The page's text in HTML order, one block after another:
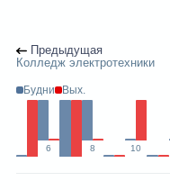
Предыдущая
Колледж электротехники
Будни Вых.
6 8 10